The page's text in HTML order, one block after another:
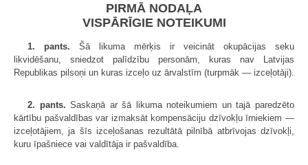
PIRMĀ NODAĻA
VISPĀRĪGIE NOTEIKUMI
1. pants. Šā likuma mērķis ir veicināt okupācijas seku
likvidēšanu, sniedzot palīdzību personām, kuras nav Latvijas
Republikas pilsoņi un kuras izceļo uz ārvalstīm (turpmāk — izceļotāji).
2. pants. Saskaņā ar šā likuma noteikumiem un tajā paredzēto
kārtību pašvaldības var izmaksāt kompensāciju dzīvokļu īrniekiem —
izceļotājiem, ja šīs izceļošanas rezultātā pilnībā atbrīvojas dzīvokļi,
kuru īpašniece vai valdītāja ir pašvaldība.